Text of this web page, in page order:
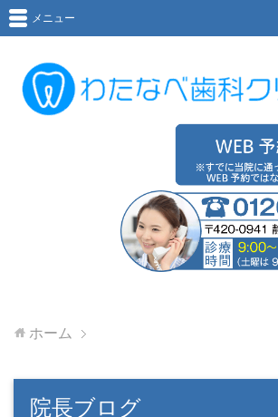
メニュー
ホーム
院長ブログ